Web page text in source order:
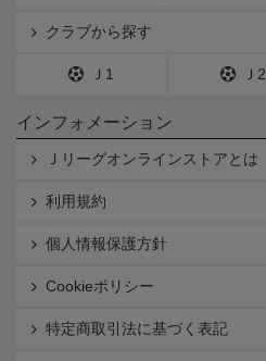
クラブから探す
Ｊ1 Ｊ2
インフォメーション
Ｊリーグオンラインストアとは
利用規約
個人情報保護方針
Cookieポリシー
特定商取引法に基づく表記